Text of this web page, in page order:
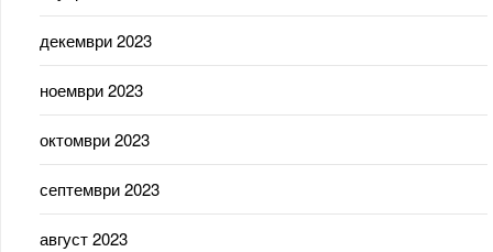
декември 2023
ноември 2023
октомври 2023
септември 2023
август 2023